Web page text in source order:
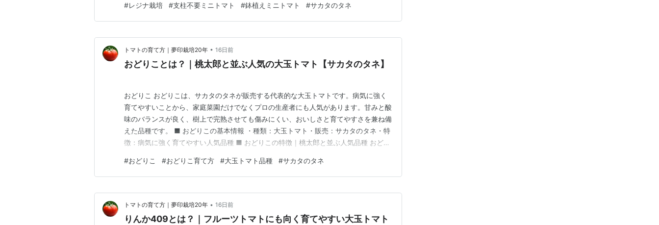
す。節と節の間が短く、草丈は15～20cmほどで止まるため、大きく場所を取りませ
ん。一般的なミニトマトのように高く伸び…
#レジナ栽培 #支柱不要ミニトマト #鉢植えミニトマト #サカタのタネ
トマトの育て方｜夢印栽培20年 • 16日前
おどりことは？｜桃太郎と並ぶ人気の大玉トマト【サカタのタネ】
おどりこ おどりこは、サカタのタネが販売する代表的な大玉トマトです。病気に強く
育てやすいことから、家庭菜園だけでなくプロの生産者にも人気があります。甘みと酸
味のバランスが良く、樹上で完熟させても傷みにくい、おいしさと育てやすさを兼ね備
えた品種です。 ■ おどりこの基本情報 ・種類：大玉トマト・販売：サカタのタネ・特
徴：病気に強く育てやすい人気品種 ■ おどりこの特徴｜桃太郎と並ぶ人気品種 おどり
てやすく失敗しにくい大玉品種」として高い評価を受けており、初心者からベテランま
で幅広く栽培されています。 萎ちょう病や斑点病…
#おどりこ #おどりこ育て方 #大玉トマト品種 #サカタのタネ
トマトの育て方｜夢印栽培20年 • 16日前
りんか409とは？｜フルーツトマトにも向く育てやすい大玉トマト